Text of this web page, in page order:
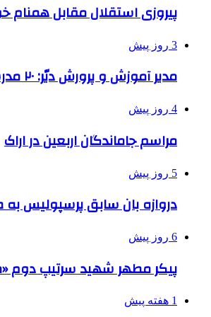
پیروزی استقلال مقابل همنام
3 روز پیش
مدیر آموزش و پرورش دیّر: ۲۰ مدرسه شهرستان دوشیفته است
4 روز پیش
مراسم جاماندگان اربعین در اراک
5 روز پیش
دروازه بان سابق پرسپولیس
6 روز پیش
پیکر مطهر شهید سرتیپ دوم
1 هفته پیش